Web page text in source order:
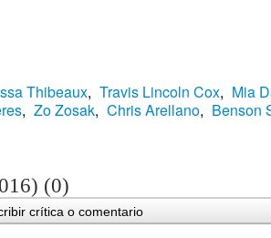
Thibeaux, Travis Lincoln Cox, Mia
, Zo Zosak, Chris Arellano, Benson
(0)
crítica o comentario